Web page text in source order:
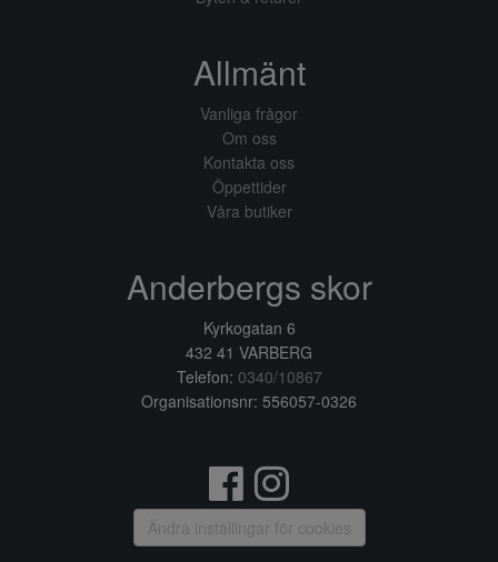
Allmänt
Vanliga frågor
Om oss
Kontakta oss
Öppettider
Våra butiker
Anderbergs skor
Kyrkogatan 6
432 41 VARBERG
Telefon: 0340/10867
Organisationsnr: 556057-0326
Ändra inställingar för cookies